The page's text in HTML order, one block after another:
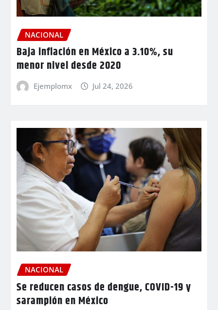
NACIONAL
Baja inflación en México a 3.10%, su
menor nivel desde 2020
Ejemplomx Jul 24, 2026
NACIONAL
Se reducen casos de dengue, COVID-19 y
sarampión en México